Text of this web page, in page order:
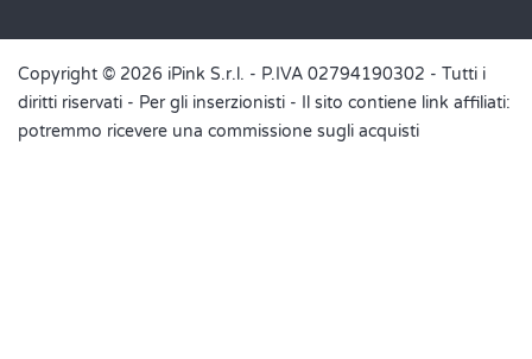
Copyright © 2026 iPink S.r.l. - P.IVA 02794190302 - Tutti i
diritti riservati - Per gli inserzionisti - Il sito contiene link affiliati:
potremmo ricevere una commissione sugli acquisti